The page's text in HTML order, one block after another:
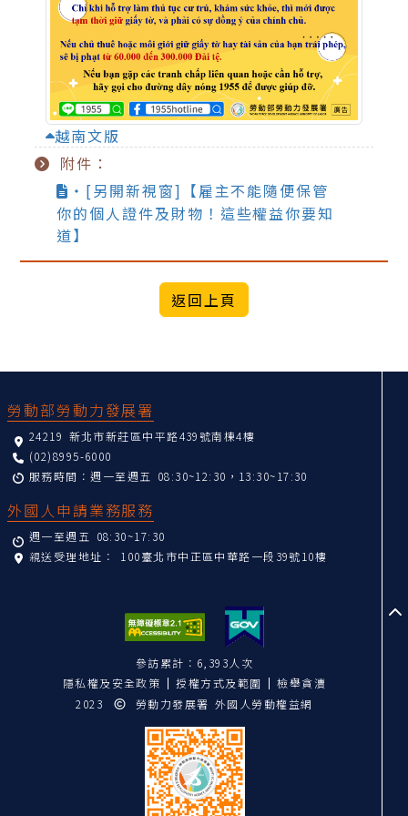
越南文版
附件：
‧[另開新視窗]【雇主不能隨便保管
你的個人證件及財物！這些權益你要知
道】
勞動部勞動力發展署
24219 新北市新莊區中平路439號南棟4樓
(02)8995-6000
服務時間：週一至週五 08:30~12:30，13:30~17:30
外國人申請業務服務
週一至週五 08:30~17:30
親送受理地址： 100臺北市中正區中華路一段39號10樓
參訪累計：6,393人次
隱私權及安全政策
授權方式及範圍
檢舉貪瀆
2023
勞動力發展署 外國人勞動權益網
至